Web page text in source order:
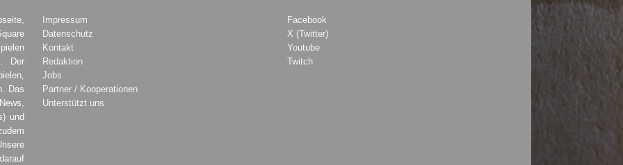
Der
Das
und
Impressum
Datenschutz
Kontakt
Redaktion
Jobs
Partner / Kooperationen
Unterstützt uns
Facebook
X (Twitter)
Youtube
Twitch